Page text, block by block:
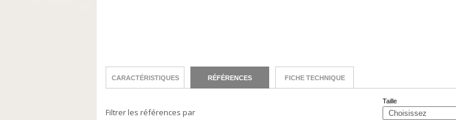
CARACTÉRISTIQUES RÉFÉRENCES FICHE TECHNIQUE
Filtrer les références par
Taille